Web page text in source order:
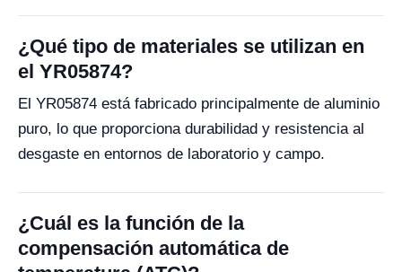
¿Qué tipo de materiales se utilizan en
el YR05874?
El YR05874 está fabricado principalmente de aluminio
puro, lo que proporciona durabilidad y resistencia al
desgaste en entornos de laboratorio y campo.
¿Cuál es la función de la
compensación automática de